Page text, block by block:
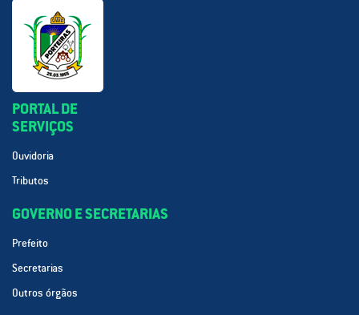
PORTAL DE
SERVIÇOS
Ouvidoria
Tributos
GOVERNO E SECRETARIAS
Prefeito
Secretarias
Outros órgãos